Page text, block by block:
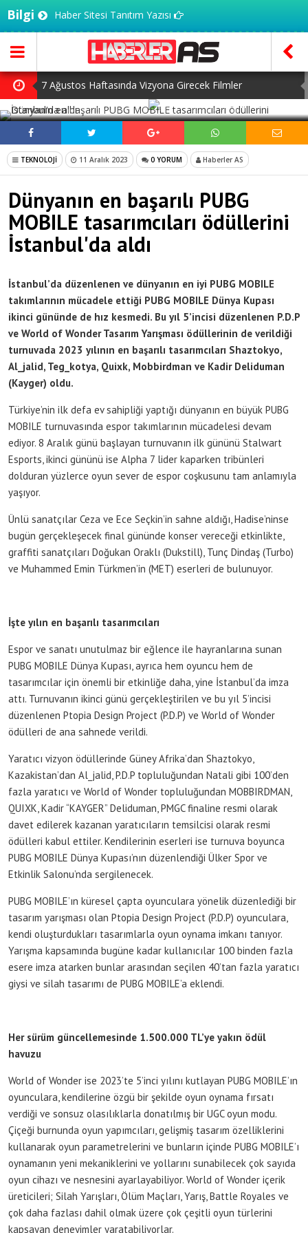
Bilgi Haber Sitesi Tanıtım Yazısı
7 Ağustos Haftasında Vizyona Girecek Filmler
Mürsel Ferhat Sağlam Tek Rumeli Tv’de Marka Atölyesi
Programına Konuk Oldu
Dijitalleşme Ebelik Hizmetlerini Dönüştürüyor
İnsanlar Saç Ekimi İçin Neden Türkiye’ye Geliyor?
Kilo Vermek mi, Yağ Vermek mi? Aynı Şey Sanıyoruz Ama
Değil!
SOSYAL MEDYADA PAYLAŞ
TEKNOLOJİ 11 Aralık 2023 0 YORUM Haberler AS
Dünyanın en başarılı PUBG
MOBILE tasarımcıları ödüllerini
İstanbul'da aldı
İstanbul’da düzenlenen ve dünyanın en iyi PUBG MOBILE
takımlarının mücadele ettiği PUBG MOBILE Dünya Kupası
ikinci gününde de hız kesmedi. Bu yıl 5’incisi düzenlenen P.D.P
ve World of Wonder Tasarım Yarışması ödüllerinin de verildiği
turnuvada 2023 yılının en başarılı tasarımcıları Shaztokyo,
Al_jalid, Teg_kotya, Quixk, Mobbirdman ve Kadir Deliduman
(Kayger) oldu.
Türkiye’nin ilk defa ev sahipliği yaptığı dünyanın en büyük PUBG
MOBILE turnuvasında espor takımlarının mücadelesi devam
ediyor. 8 Aralık günü başlayan turnuvanın ilk gününü Stalwart
Esports, ikinci gününü ise Alpha 7 lider kaparken tribünleri
dolduran yüzlerce oyun sever de espor coşkusunu tam anlamıyla
yaşıyor.
Ünlü sanatçılar Ceza ve Ece Seçkin’in sahne aldığı, Hadise’ninse
bugün gerçekleşecek final gününde konser vereceği etkinlikte,
graffiti sanatçıları Doğukan Oraklı (Dukstill), Tunç Dindaş (Turbo)
ve Muhammed Emin Türkmen’in (MET) eserleri de bulunuyor.
İşte yılın en başarılı tasarımcıları
Espor ve sanatı unutulmaz bir eğlence ile hayranlarına sunan
PUBG MOBILE Dünya Kupası, ayrıca hem oyuncu hem de
tasarımcılar için önemli bir etkinliğe daha, yine İstanbul’da imza
attı. Turnuvanın ikinci günü gerçekleştirilen ve bu yıl 5’incisi
düzenlenen Ptopia Design Project (P.D.P) ve World of Wonder
ödülleri de ana sahnede verildi.
Yaratıcı vizyon ödüllerinde Güney Afrika’dan Shaztokyo,
Kazakistan’dan Al_jalid, P.D.P topluluğundan Natali gibi 100’den
fazla yaratıcı ve World of Wonder topluluğundan MOBBIRDMAN,
QUIXK, Kadir “KAYGER” Deliduman, PMGC finaline resmi olarak
davet edilerek kazanan yaratıcıların temsilcisi olarak resmi
ödülleri kabul ettiler. Kendilerinin eserleri ise turnuva boyunca
PUBG MOBILE Dünya Kupası’nın düzenlendiği Ülker Spor ve
Etkinlik Salonu’nda sergilenecek.
PUBG MOBILE’ın küresel çapta oyunculara yönelik düzenlediği bir
tasarım yarışması olan Ptopia Design Project (P.D.P) oyunculara,
kendi oluşturdukları tasarımlarla oyun oynama imkanı tanıyor.
Yarışma kapsamında bugüne kadar kullanıcılar 100 binden fazla
esere imza atarken bunlar arasından seçilen 40’tan fazla yaratıcı
giysi ve silah tasarımı de PUBG MOBILE’a eklendi.
Her sürüm güncellemesinde 1.500.000 TL’ye yakın ödül
havuzu
World of Wonder ise 2023’te 5’inci yılını kutlayan PUBG MOBILE’ın
oyunculara, kendilerine özgü bir şekilde oyun oynama fırsatı
verdiği ve sonsuz olasılıklarla donatılmış bir UGC oyun modu.
Çiçeği burnunda oyun yapımcıları, gelişmiş tasarım özelliklerini
kullanarak oyun parametrelerini ve bunların içinde PUBG MOBILE’ı
oynamanın yeni mekaniklerini ve yollarını sunabilecek çok sayıda
oyun cihazı ve nesnesini ayarlayabiliyor. World of Wonder içerik
üreticileri; Silah Yarışları, Ölüm Maçları, Yarış, Battle Royales ve
çok daha fazlası dahil olmak üzere çok çeşitli oyun türlerini
kapsayan deneyimler yaratabiliyorlar.